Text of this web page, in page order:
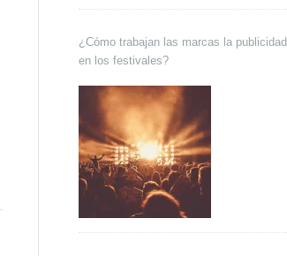
¿Cómo trabajan las marcas la publicidad
en los festivales?